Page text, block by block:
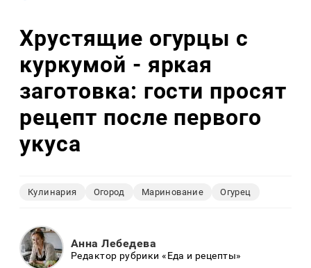
Хрустящие огурцы с
куркумой - яркая
заготовка: гости просят
рецепт после первого
укуса
Кулинария Огород Маринование Огурец
Анна Лебедева
Редактор рубрики «Еда и рецепты»